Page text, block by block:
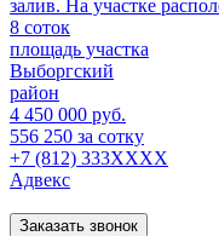
залив. На участке
8 соток
площадь участка
Выборгский
район
4 450 000 руб.
556 250 за сотку
+7 (812) 333XXXX
Адвекс
Заказать звонок